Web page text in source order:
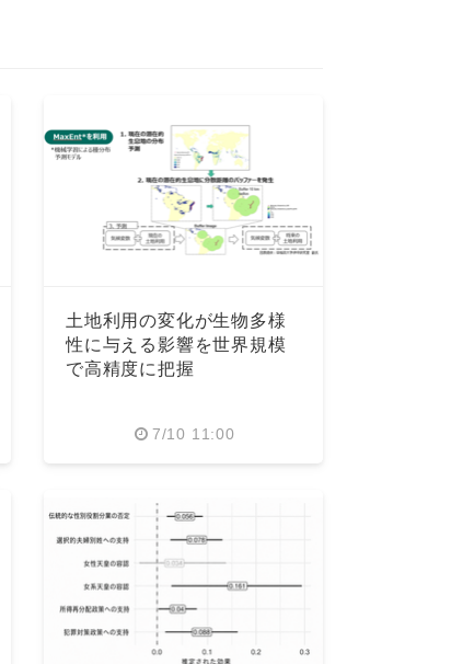
土地利用の変化が生物多様
性に与える影響を世界規模
で高精度に把握
7/10 11:00